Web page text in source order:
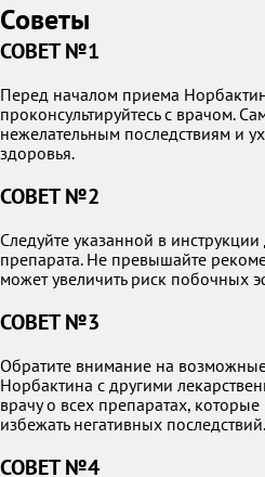
Советы
СОВЕТ №1
Перед началом приема
проконсультируйтесь с врачом.
нежелательным последствиям и
здоровья.
СОВЕТ №2
Следуйте указанной в
препарата. Не превышайте
может увеличить риск побочных
СОВЕТ №3
Обратите внимание на
Норбактина с другими
врачу о всех препаратах,
избежать негативных последствий.
СОВЕТ №4